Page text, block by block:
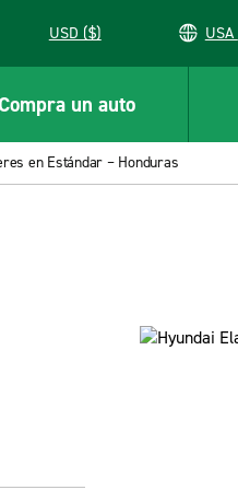
USD ($)
un auto
en Estándar – Honduras